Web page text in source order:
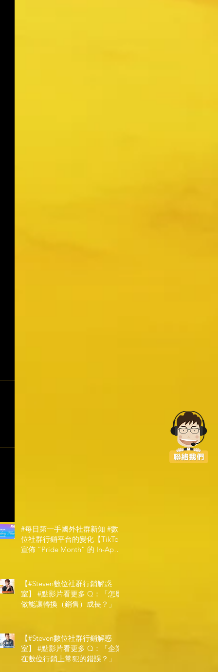
#每日第一手國外社群新知 #數
位社群行銷平台的變化【TikTok
宣佈 ”Pride Month” 的 In-App
【#Steven數位社群行銷解惑
室】 #點影片看更多​ Q：「怎麼
做能讓轉換（銷售）成長？」
【#Steven數位社群行銷解惑
室】 #點影片看更多​ Q：「企業
在數位行銷上常犯的錯誤？」